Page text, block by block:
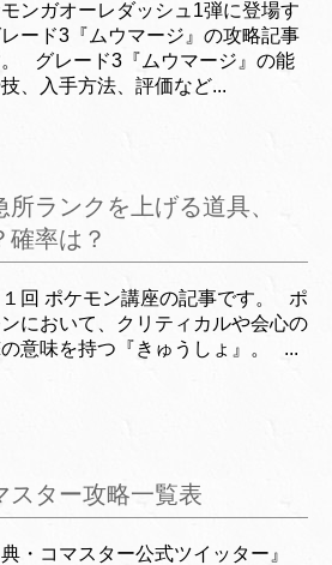
ンガオーレダッシュ1弾に登場す
ード3『ムウマージ』の攻略記事
グレード3『ムウマージ』の能
、入手方法、評価など...
ランクを上げる道具、
確率は？
回 ポケモン講座の記事です。 ポ
において、クリティカルや会心の
意味を持つ『きゅうしょ』。 ...
スター攻略一覧表
典・コマスター公式ツイッター』